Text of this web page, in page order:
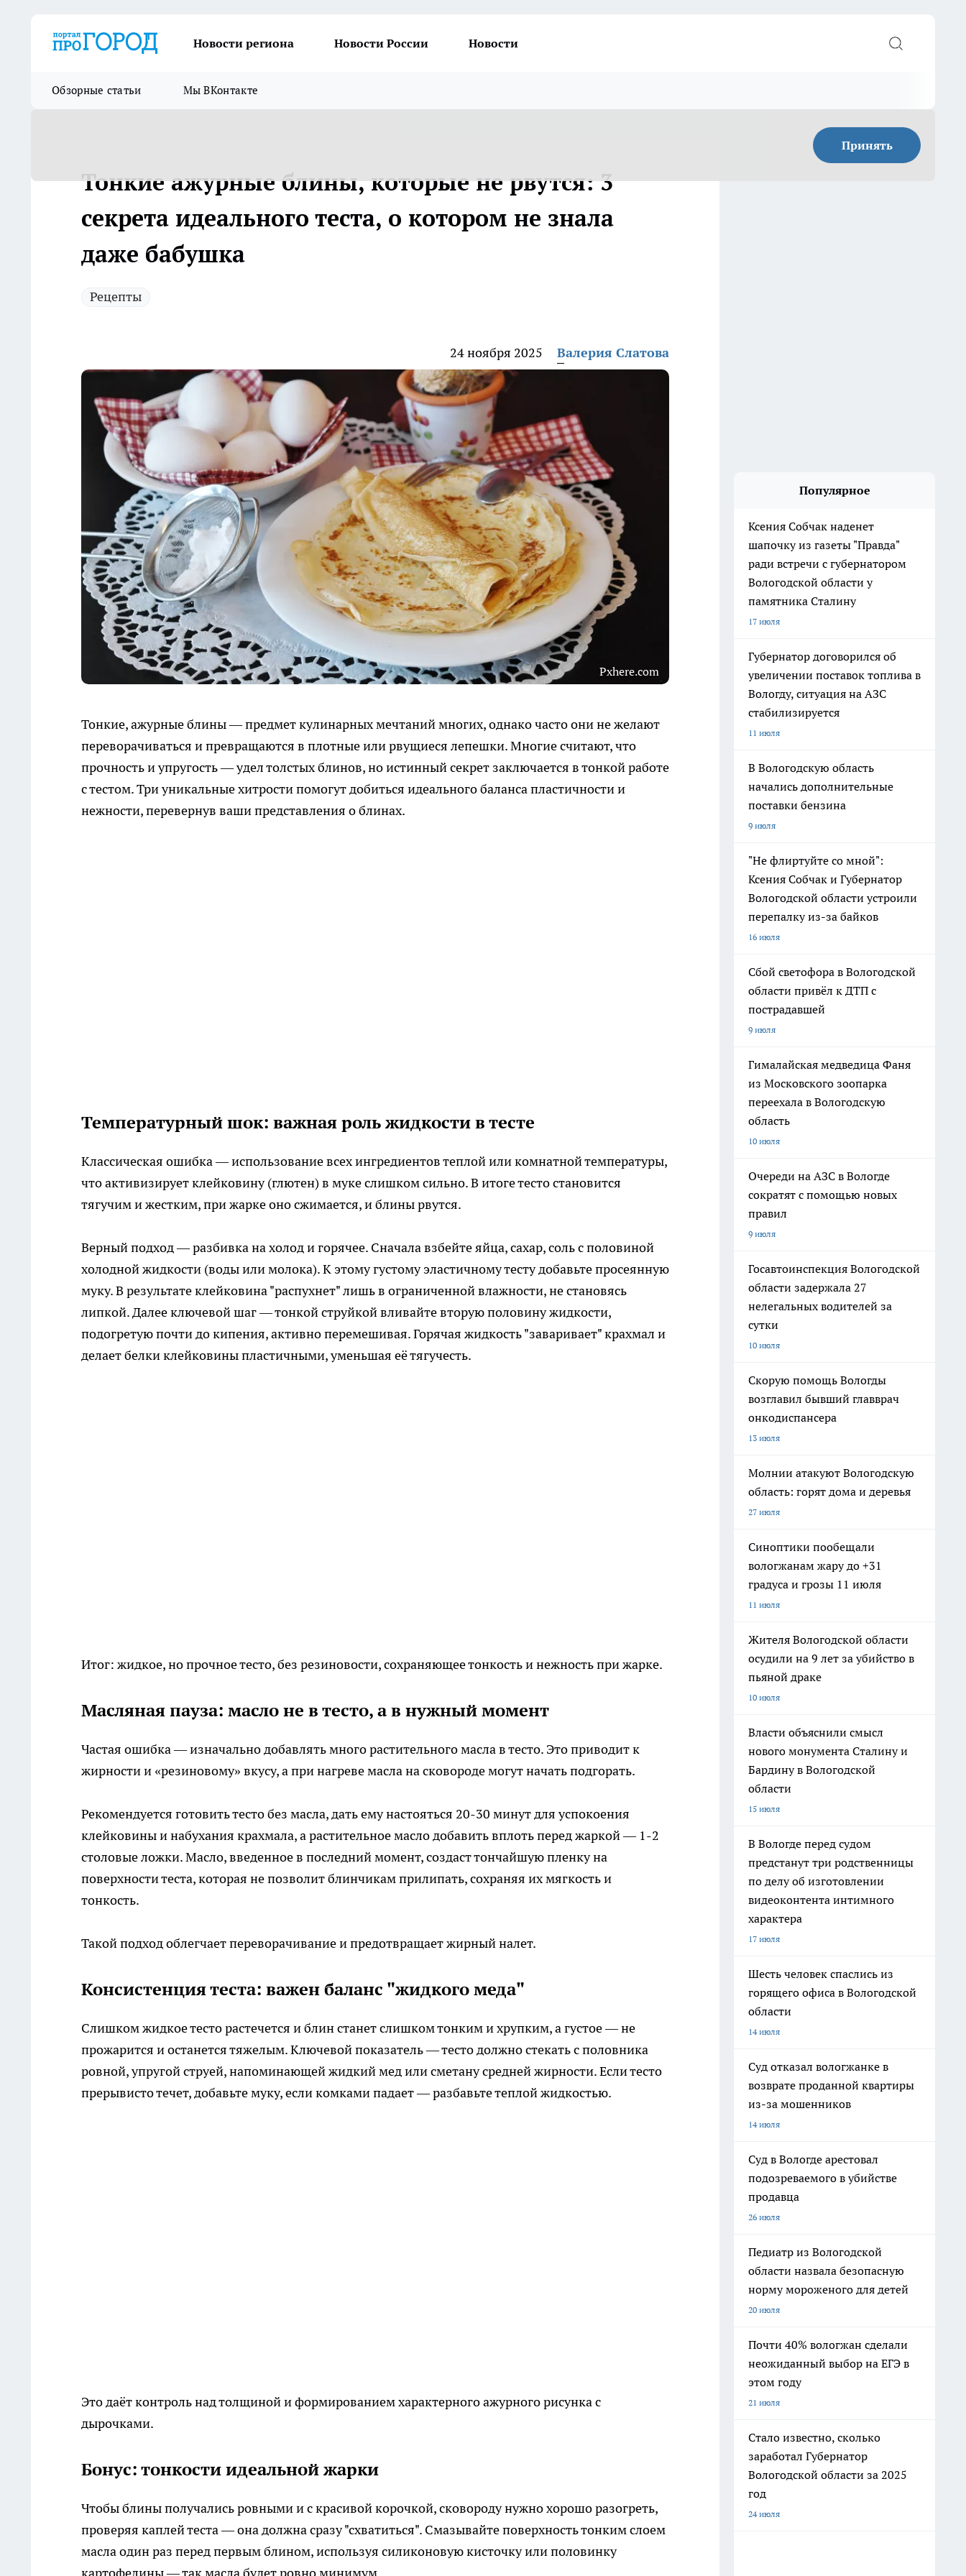
Новости региона Новости России Новости
Обзорные статьи Мы ВКонтакте
Принять
Тонкие ажурные блины, которые не рвутся: 3
секрета идеального теста, о котором не знала
даже бабушка
Рецепты
24 ноября 2025 Валерия Слатова
Pxhere.com
Тонкие, ажурные блины — предмет кулинарных мечтаний многих, однако часто они не желают
переворачиваться и превращаются в плотные или рвущиеся лепешки. Многие считают, что
прочность и упругость — удел толстых блинов, но истинный секрет заключается в тонкой работе
с тестом. Три уникальные хитрости помогут добиться идеального баланса пластичности и
нежности, перевернув ваши представления о блинах.
Температурный шок: важная роль жидкости в тесте
Классическая ошибка — использование всех ингредиентов теплой или комнатной температуры,
что активизирует клейковину (глютен) в муке слишком сильно. В итоге тесто становится
тягучим и жестким, при жарке оно сжимается, и блины рвутся.
Верный подход — разбивка на холод и горячее. Сначала взбейте яйца, сахар, соль с половиной
холодной жидкости (воды или молока). К этому густому эластичному тесту добавьте просеянную
муку. В результате клейковина "распухнет" лишь в ограниченной влажности, не становясь
липкой. Далее ключевой шаг — тонкой струйкой вливайте вторую половину жидкости,
подогретую почти до кипения, активно перемешивая. Горячая жидкость "заваривает" крахмал и
делает белки клейковины пластичными, уменьшая её тягучесть.
Итог: жидкое, но прочное тесто, без резиновости, сохраняющее тонкость и нежность при жарке.
Масляная пауза: масло не в тесто, а в нужный момент
Частая ошибка — изначально добавлять много растительного масла в тесто. Это приводит к
жирности и «резиновому» вкусу, а при нагреве масла на сковороде могут начать подгорать.
Рекомендуется готовить тесто без масла, дать ему настояться 20-30 минут для успокоения
клейковины и набухания крахмала, а растительное масло добавить вплоть перед жаркой — 1-2
столовые ложки. Масло, введенное в последний момент, создаст тончайшую пленку на
поверхности теста, которая не позволит блинчикам прилипать, сохраняя их мягкость и
тонкость.
Такой подход облегчает переворачивание и предотвращает жирный налет.
Консистенция теста: важен баланс "жидкого меда"
Слишком жидкое тесто растечется и блин станет слишком тонким и хрупким, а густое — не
прожарится и останется тяжелым. Ключевой показатель — тесто должно стекать с половника
ровной, упругой струей, напоминающей жидкий мед или сметану средней жирности. Если тесто
прерывисто течет, добавьте муку, если комками падает — разбавьте теплой жидкостью.
Это даёт контроль над толщиной и формированием характерного ажурного рисунка с
дырочками.
Бонус: тонкости идеальной жарки
Чтобы блины получались ровными и с красивой корочкой, сковороду нужно хорошо разогреть,
проверяя каплей теста — она должна сразу "схватиться". Смазывайте поверхность тонким слоем
масла один раз перед первым блином, используя силиконовую кисточку или половинку
Популярное
Ксения Собчак наденет
шапочку из газеты "Правда"
ради встречи с губернатором
Вологодской области у
памятника Сталину
17 июля
Губернатор договорился об
увеличении поставок топлива в
Вологду, ситуация на АЗС
стабилизируется
11 июля
В Вологодскую область
начались дополнительные
поставки бензина
9 июля
"Не флиртуйте со мной":
Ксения Собчак и Губернатор
Вологодской области устроили
перепалку из-за байков
16 июля
Сбой светофора в Вологодской
области привёл к ДТП с
пострадавшей
9 июля
Гималайская медведица Фаня
из Московского зоопарка
переехала в Вологодскую
область
10 июля
Очереди на АЗС в Вологде
сократят с помощью новых
правил
9 июля
Госавтоинспекция Вологодской
области задержала 27
нелегальных водителей за
сутки
10 июля
Скорую помощь Вологды
возглавил бывший главврач
онкодиспансера
13 июля
Молнии атакуют Вологодскую
область: горят дома и деревья
27 июля
Синоптики пообещали
вологжанам жару до +31
градуса и грозы 11 июля
11 июля
Жителя Вологодской области
осудили на 9 лет за убийство в
пьяной драке
10 июля
Власти объяснили смысл
нового монумента Сталину и
Бардину в Вологодской
области
15 июля
В Вологде перед судом
предстанут три родственницы
по делу об изготовлении
видеоконтента интимного
характера
17 июля
Шесть человек спаслись из
горящего офиса в Вологодской
области
14 июля
Суд отказал вологжанке в
возврате проданной квартиры
из-за мошенников
14 июля
Суд в Вологде арестовал
подозреваемого в убийстве
продавца
26 июля
Педиатр из Вологодской
области назвала безопасную
норму мороженого для детей
20 июля
Почти 40% вологжан сделали
неожиданный выбор на ЕГЭ в
этом году
21 июля
Стало известно, сколько
заработал Губернатор
Вологодской области за 2025
год
24 июля